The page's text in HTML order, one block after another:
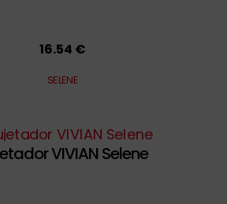
16.54 €
SELENE
VIVIAN Selene